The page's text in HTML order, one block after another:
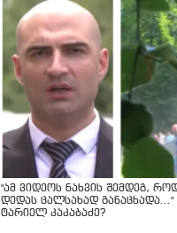
"ამ ვიდეოს ნახვის შემდეგ,
დედას ცალსახად
ტარიელ კაკაბაძე?